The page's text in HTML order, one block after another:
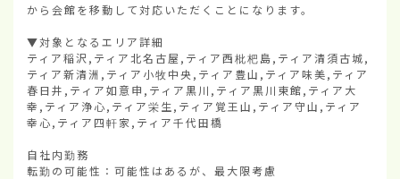
から会館を移動して対応いただくことになります。
▼対象となるエリア詳細
ティア稲沢,ティア北名古屋,ティア西枇杷島,ティア清須古城,
ティア新清洲,ティア小牧中央,ティア豊山,ティア味美,ティア
春日井,ティア如意申,ティア黒川,ティア黒川東館,ティア大
幸,ティア浄心,ティア栄生,ティア覚王山,ティア守山,ティア
幸心,ティア四軒家,ティア千代田橋
自社内勤務
転勤の可能性：可能性はあるが、最大限考慮